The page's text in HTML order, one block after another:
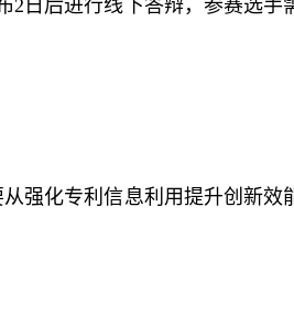
2 日后进行线下答辩，参赛选手
强化专利信息利用提升创新效